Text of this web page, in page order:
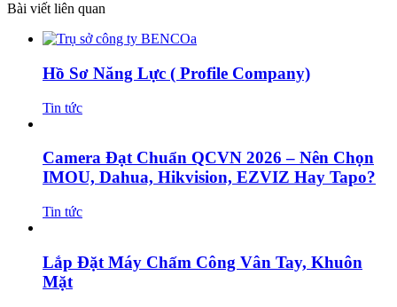
Bài viết liên quan
Hồ Sơ Năng Lực ( Profile Company)
Tin tức
Camera Đạt Chuẩn QCVN 2026 – Nên Chọn
IMOU, Dahua, Hikvision, EZVIZ Hay Tapo?
Tin tức
Lắp Đặt Máy Chấm Công Vân Tay, Khuôn
Mặt